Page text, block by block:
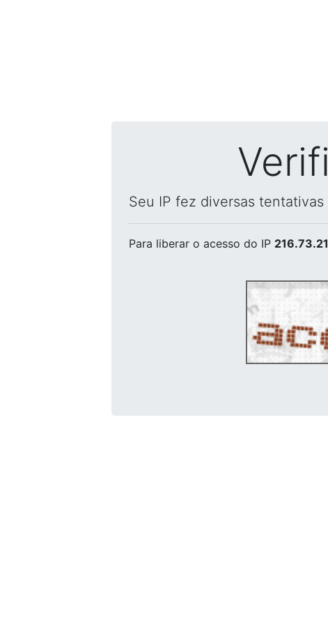
Seu IP fez diversas
Para liberar o acesso do IP